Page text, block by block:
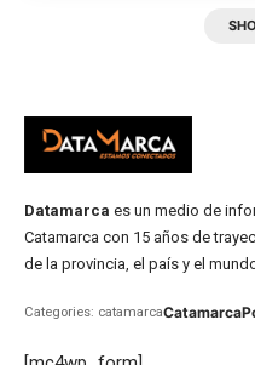
Datamarca es un medio de
Catamarca con 15 años de
de la provincia, el país y el
Categories: catamarcaCatamarca